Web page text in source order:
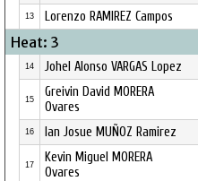
13 Lorenzo RAMIREZ Campos
Heat: 3
14 Johel Alonso VARGAS Lopez
15
Greivin David MORERA
Ovares
16 Ian Josue MUÑOZ Ramirez
17
Kevin Miguel MORERA
Ovares